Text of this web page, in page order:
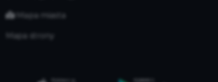
Mapa miasta
Mapa strony